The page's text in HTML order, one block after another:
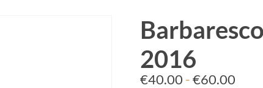
2016
€40.00 - €60.00